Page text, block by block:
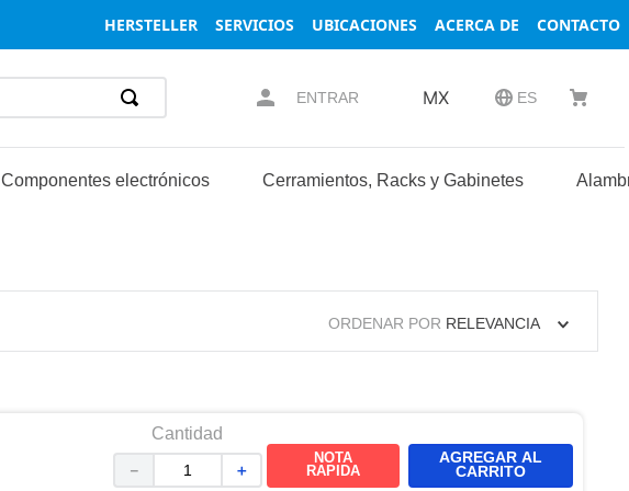
HERSTELLER SERVICIOS UBICACIONES ACERCA DE CONTACTO
ENTRAR MX ES
Componentes electrónicos Cerramientos, Racks y Gabinetes
ORDENAR POR RELEVANCIA
Cantidad
＋
－
NOTA
RAPIDA
AGREGAR AL
CARRITO